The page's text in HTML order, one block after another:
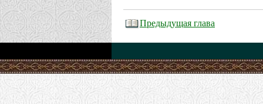
Предыдущая глава